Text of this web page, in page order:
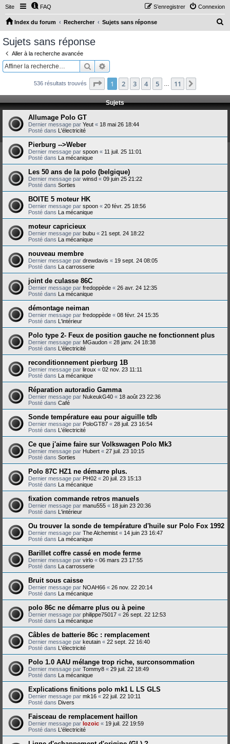
Site FAQ Connexion
S’enregistrer
Index du forum Rechercher Sujets sans réponse
c
h
Sujets sans réponse
Aller à la recherche avancée
Rechercher
536 résultats trouvés Page 1sur11
1 2 3 4 5 11
Sujets
Allumage Polo GT
Dernier message par Yeut « 18 mai 26 18:44
Posté dans L'électricité
Pierburg -->Weber
Dernier message par spoon « 11 juil. 25 11:01
Posté dans La mécanique
Les 50 ans de la polo (belgique)
Dernier message par winsd « 09 juin 25 21:22
Posté dans Sorties
BOITE 5 moteur HK
Dernier message par spoon « 20 févr. 25 18:56
Posté dans La mécanique
moteur capricieux
Dernier message par bubu « 21 sept. 24 18:22
Posté dans La mécanique
nouveau membre
Dernier message par drewdavis « 19 sept. 24 08:05
Posté dans La carrosserie
joint de culasse 86C
Dernier message par fredoppède « 26 avr. 24 12:35
Posté dans La mécanique
démontage neiman
Dernier message par fredoppède « 08 févr. 24 15:35
Posté dans L'intérieur
Polo type 2- Feux de position gauche ne fonctionnent plus
Dernier message par MGaudon « 28 janv. 24 18:38
Posté dans L'électricité
reconditionnement pierburg 1B
Dernier message par liroux « 02 nov. 23 11:11
Posté dans La mécanique
Réparation autoradio Gamma
Dernier message par NukeukG40 « 18 août 23 22:36
Posté dans Café
Sonde température eau pour aiguille tdb
Dernier message par PoloGT87 « 28 juil. 23 16:54
Posté dans L'électricité
Ce que j'aime faire sur Volkswagen Polo Mk3
Dernier message par Hubert « 27 juil. 23 10:15
Posté dans Sorties
Polo 87C HZ1 ne démarre plus.
Dernier message par PH02 « 20 juil. 23 15:13
Posté dans La mécanique
fixation commande retros manuels
Dernier message par manu555 « 18 juin 23 20:36
Posté dans L'intérieur
Ou trouver la sonde de température d'huile sur Polo Fox 1992
Dernier message par The Alchemist « 14 juin 23 16:47
Posté dans La mécanique
Barillet coffre cassé en mode ferme
Dernier message par virlo « 06 mars 23 17:55
Posté dans La carrosserie
Bruit sous caisse
Dernier message par NOAH66 « 26 nov. 22 20:14
Posté dans La mécanique
polo 86c ne démarre plus ou à peine
Dernier message par philippe75017 « 26 sept. 22 12:53
Posté dans La mécanique
Câbles de batterie 86c : remplacement
Dernier message par keutain « 22 sept. 22 16:40
Posté dans L'électricité
Polo 1.0 AAU mélange trop riche, surconsommation
Dernier message par Tommy8 « 29 juil. 22 18:49
Posté dans La mécanique
Explications finitions polo mk1 L LS GLS
Dernier message par mk16 « 22 juil. 22 10:11
Posté dans Divers
Faisceau de remplacement haillon
Dernier message par lozoic « 19 juil. 22 19:59
Posté dans L'électricité